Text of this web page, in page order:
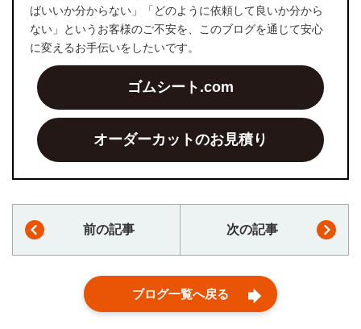
ばいいか分からない」「どのように依頼して良いか分から
ない」というお客様のご不安を、このブログを通じて安心
に変えるお手伝いをしたいです。
ゴムシート.com
オーダーカットのお見積り
前の記事 次の記事
ブログ一覧へ戻る